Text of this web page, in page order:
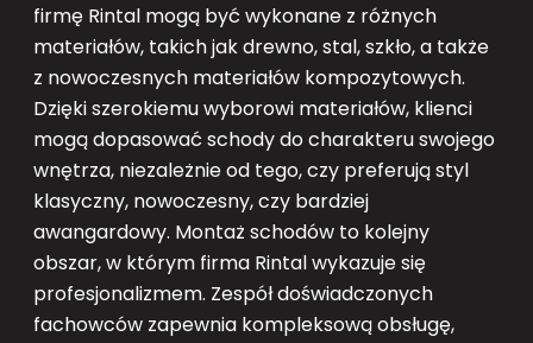
firmę Rintal mogą być wykonane z różnych
materiałów, takich jak drewno, stal, szkło, a także
z nowoczesnych materiałów kompozytowych.
Dzięki szerokiemu wyborowi materiałów, klienci
mogą dopasować schody do charakteru swojego
wnętrza, niezależnie od tego, czy preferują styl
klasyczny, nowoczesny, czy bardziej
awangardowy. Montaż schodów to kolejny
obszar, w którym firma Rintal wykazuje się
profesjonalizmem. Zespół doświadczonych
fachowców zapewnia kompleksową obsługę,